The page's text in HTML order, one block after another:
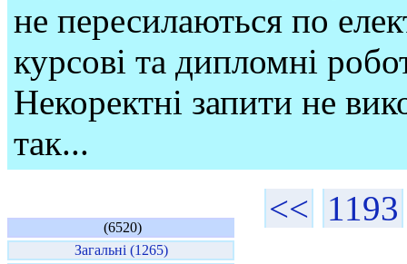
не пересилаються по
курсові та дипломні
Некоректні запити не
так...
(6520)
Загальні (1265)
<< 1193